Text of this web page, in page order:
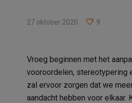
27 oktober 2020 9
Vroeg beginnen met het
vooroordelen, stereotypering
zal ervoor zorgen dat we
aandacht hebben voor elkaar.